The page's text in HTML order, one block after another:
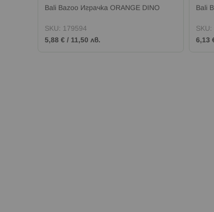
Bali Bazoo Играчка ORANGE DINO
SKU: 179594
5,88 € / 11,50 лв.
Bali
SKU:
6,13